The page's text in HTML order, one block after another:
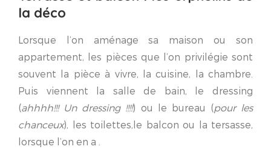
la déco
Lorsque l’on aménage sa maison ou son
appartement, les pièces que l’on privilégie sont
souvent la pièce à vivre, la cuisine, la chambre.
Puis viennent la salle de bain, le dressing
(ahhhh!!! Un dressing !!!!) ou le bureau (pour les
chanceux), les toilettes,le balcon ou la tersasse,
lorsque l’on en a .